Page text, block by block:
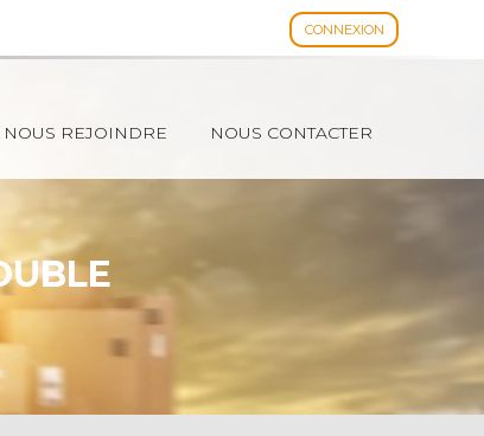
CONNEXION
NOUS REJOINDRE NOUS CONTACTER